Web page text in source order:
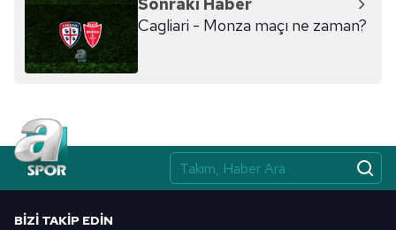
ilgili mevzuata uygun olarak kullanılan çerezlerle ilgili bilgi
almak için lütfen
tıklayınız
Cagliari - Monza maçı ne zaman?
BIZI TAKIP EDIN